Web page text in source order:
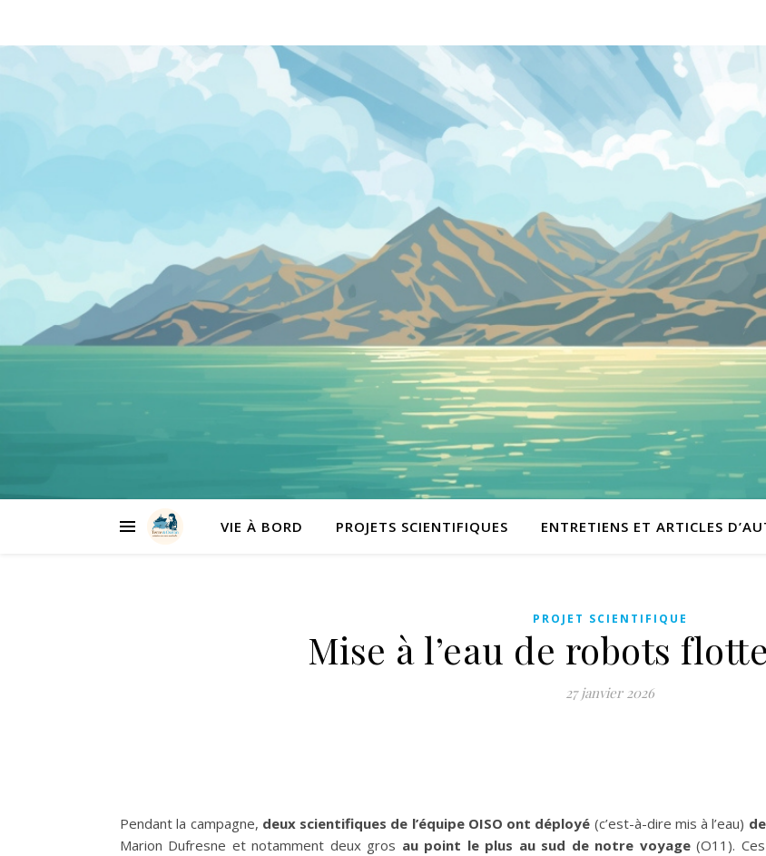
VIE À BORD PROJETS SCIENTIFIQUES ENTRETIENS ET ARTICLES
PROJET SCIENTIFIQUE
Mise à l’eau de robots
27 janvier 2026
Pendant la campagne, deux scientifiques de l’équipe OISO ont déployé (c’est-à-dire mis à l’eau)
Marion Dufresne et notamment deux gros au point le plus au sud de notre voyage(O11).